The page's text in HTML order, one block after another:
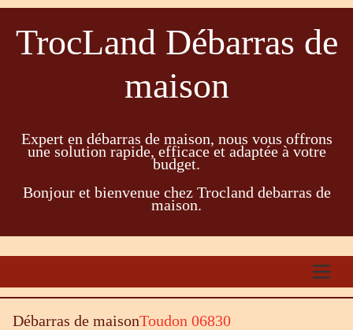
TrocLand Débarras de
maison
Expert en débarras de maison, nous vous offrons
une solution rapide, efficace et adaptée à votre
budget.
Bonjour et bienvenue chez Trocland debarras de
maison.
Débarras de maisonToudon 06830